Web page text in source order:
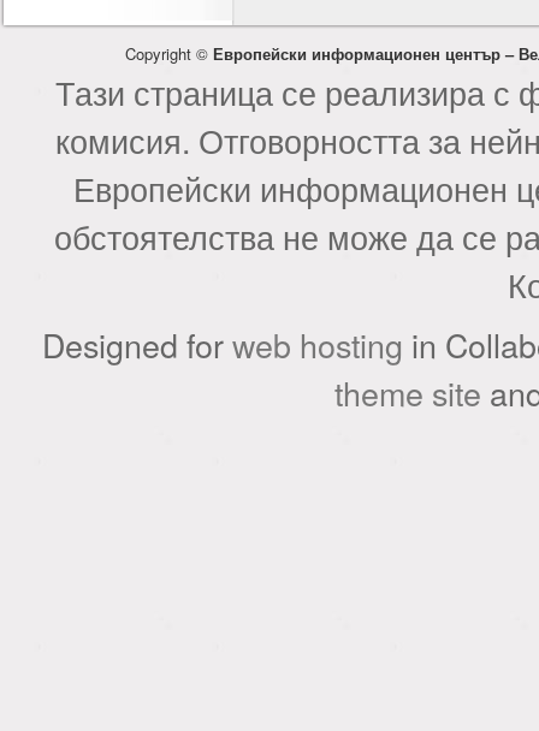
Copyright © Европейски информационен център –
Тази страница се реализира с
комисия. Отговорността за
Европейски информационен
обстоятелства не може да се
Designed forweb hosting in
theme site